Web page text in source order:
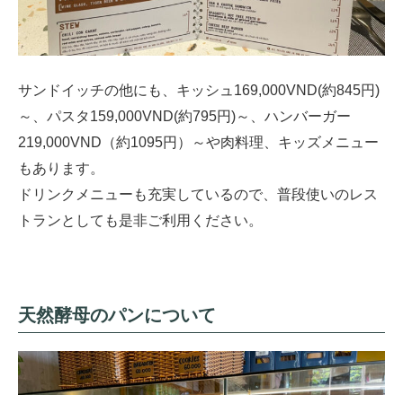
サンドイッチの他にも、キッシュ169,000VND(約845円)
～、パスタ159,000VND(約795円)～、ハンバーガー
219,000VND（約1095円）～や肉料理、キッズメニュー
もあります。
ドリンクメニューも充実しているので、普段使いのレス
トランとしても是非ご利用ください。
天然酵母のパンについて